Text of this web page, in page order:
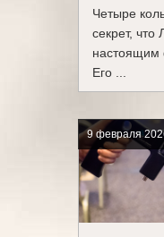
Четыре
секрет,
настоящим
Его ...
9 февраля